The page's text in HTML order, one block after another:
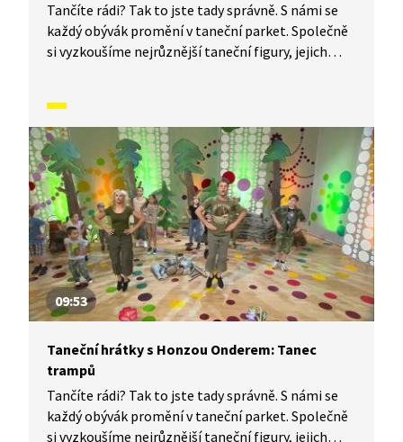
Tančíte rádi? Tak to jste tady správně. S námi se
každý obývák promění v taneční parket. Společně
si vyzkoušíme nejrůznější taneční figury, jejich
vás inspirovali a udělali z vás krále či královnu
každého tanečního parketu. Dneska si ukážeme,
jak to vypadá, když se tančí tanec sněhuláků.
09:53
Taneční hrátky s Honzou Onderem: Tanec
trampů
Tančíte rádi? Tak to jste tady správně. S námi se
každý obývák promění v taneční parket. Společně
si vyzkoušíme nejrůznější taneční figury, jejich